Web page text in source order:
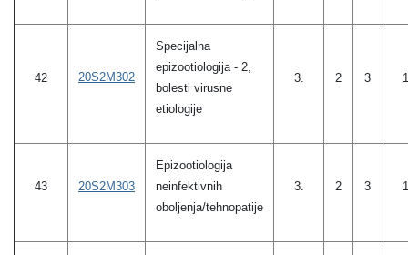
42 20S2M302
Specijalna
epizootiologija - 2,
bolesti virusne
etiologije
3. 2 3 1
43 20S2M303
Epizootiologija
neinfektivnih
oboljenja/tehnopatije
3. 2 3 1